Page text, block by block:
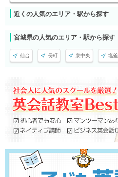
近くの人気のエリア・駅から探す
宮城県の人気のエリア・駅から探す
仙台 長町 泉中央 塩釜